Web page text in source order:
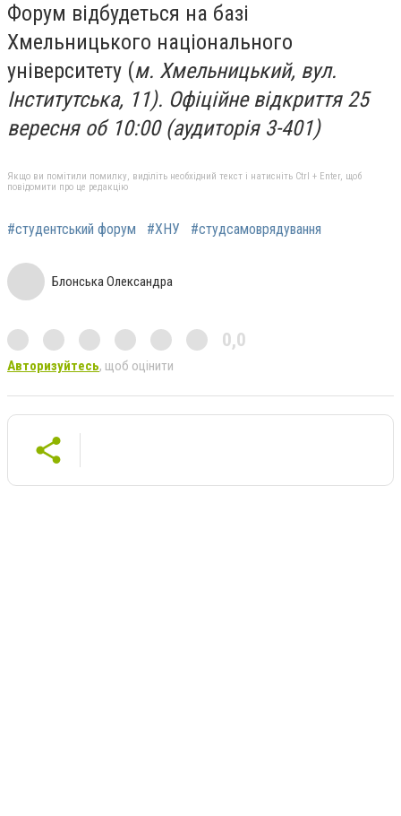
Форум відбудеться на базі
Хмельницького національного
університету (м. Хмельницький, вул.
Інститутська, 11). Офіційне відкриття 25
вересня об 10:00 (аудиторія 3-401)
Якщо ви помітили помилку, виділіть необхідний текст і натисніть Ctrl + Enter, щоб
повідомити про це редакцію
#студентський форум #ХНУ #студсамоврядування
Блонська Олександра
0,0
Авторизуйтесь, щоб оцінити